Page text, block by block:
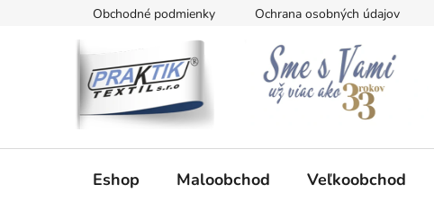
Obchodné podmienky Ochrana osobných údajov
Eshop Maloobchod Veľkoobchod